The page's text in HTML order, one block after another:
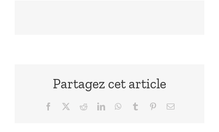
Partagez cet article
Facebook RedditLinkedInWhatsApp
Tumblr PinterestEmail